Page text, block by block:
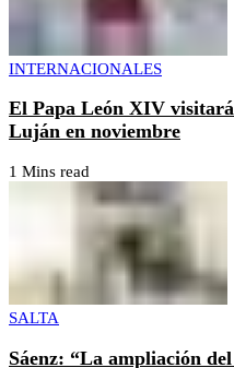
INTERNACIONALES
El Papa León XIV
Luján en noviembre
1 Mins read
SALTA
Sáenz: “La ampliación